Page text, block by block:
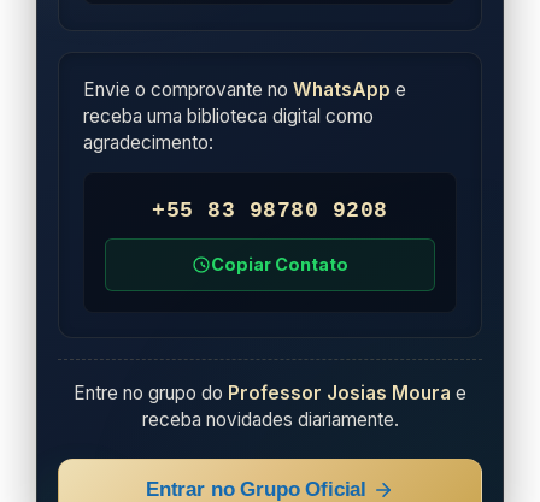
Envie o comprovante noWhatsApp e
receba uma biblioteca digital como
agradecimento:
+55 83 98780 9208
Copiar Contato
Entre no grupo do Professor Josias Moura e
receba novidades diariamente.
Entrar no Grupo Oficial